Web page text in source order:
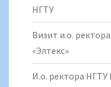
НГТУ
Визит и.о.
«Элтекс»
И.о. ректора